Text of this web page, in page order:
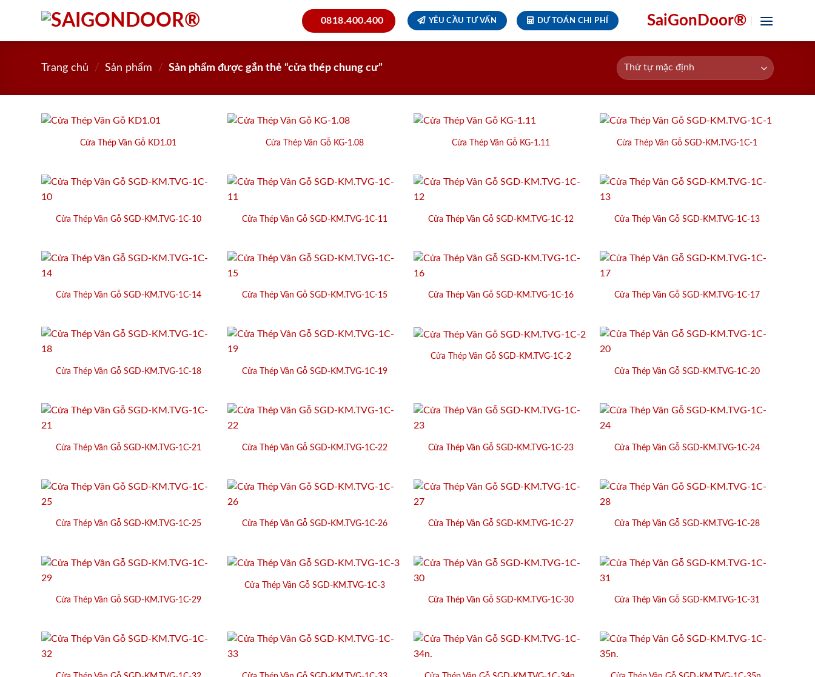
0818.400.400 YÊU CẦU TƯ VẤN DỰ TOÁN CHI PHÍ SaiGonDoor®
Trang chủ / Sản phẩm / Sản phẩm được gắn thẻ “cửa thép chung cư”
Cửa Thép Vân Gỗ KD1.01 Cửa Thép Vân Gỗ KG-1.08 Cửa Thép Vân Gỗ KG-1.11 Cửa Thép Vân Gỗ SGD-KM.TVG-1C-1
Cửa Thép Vân Gỗ SGD-KM.TVG-1C-10 Cửa Thép Vân Gỗ SGD-KM.TVG-1C-11 Cửa Thép Vân Gỗ SGD-KM.TVG-1C-12 Cửa Thép Vân Gỗ SGD-KM.TVG-1C-13
Cửa Thép Vân Gỗ SGD-KM.TVG-1C-14 Cửa Thép Vân Gỗ SGD-KM.TVG-1C-15 Cửa Thép Vân Gỗ SGD-KM.TVG-1C-16 Cửa Thép Vân Gỗ SGD-KM.TVG-1C-17
Cửa Thép Vân Gỗ SGD-KM.TVG-1C-18 Cửa Thép Vân Gỗ SGD-KM.TVG-1C-19
Cửa Thép Vân Gỗ SGD-KM.TVG-1C-2
Cửa Thép Vân Gỗ SGD-KM.TVG-1C-20
Cửa Thép Vân Gỗ SGD-KM.TVG-1C-21 Cửa Thép Vân Gỗ SGD-KM.TVG-1C-22 Cửa Thép Vân Gỗ SGD-KM.TVG-1C-23 Cửa Thép Vân Gỗ SGD-KM.TVG-1C-24
Cửa Thép Vân Gỗ SGD-KM.TVG-1C-25 Cửa Thép Vân Gỗ SGD-KM.TVG-1C-26 Cửa Thép Vân Gỗ SGD-KM.TVG-1C-27 Cửa Thép Vân Gỗ SGD-KM.TVG-1C-28
Cửa Thép Vân Gỗ SGD-KM.TVG-1C-29
Cửa Thép Vân Gỗ SGD-KM.TVG-1C-3
Cửa Thép Vân Gỗ SGD-KM.TVG-1C-30
Cửa Thép Vân Gỗ SGD-KM.TVG-1C-31